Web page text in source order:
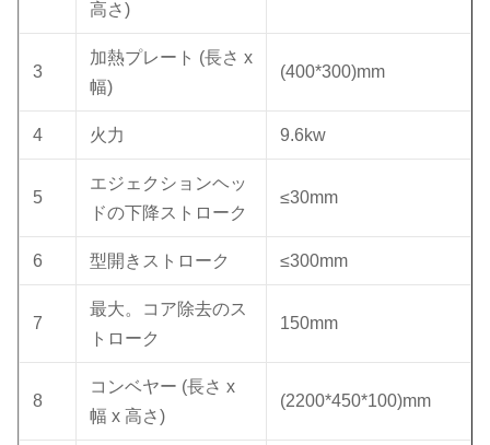
高さ)
3
加熱プレート (長さ x
幅)
(400*300)mm
4 火力 9.6kw
5
エジェクションヘッ
ドの下降ストローク
≤30mm
6 型開きストローク ≤300mm
7
最大。コア除去のス
トローク
150mm
8
コンベヤー (長さ x
幅 x 高さ)
(2200*450*100)mm